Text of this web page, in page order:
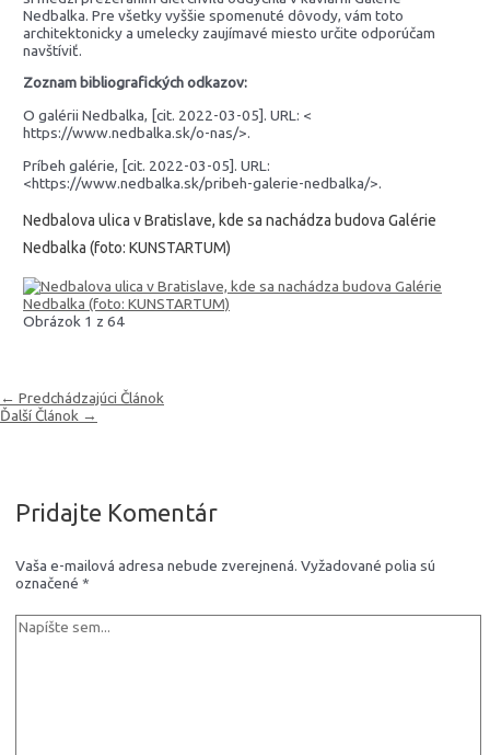
Nedbalka. Pre všetky vyššie spomenuté dôvody, vám toto
architektonicky a umelecky zaujímavé miesto určite odporúčam
navštíviť.
Zoznam bibliografických odkazov:
O galérii Nedbalka, [cit. 2022-03-05]. URL: <
https://www.nedbalka.sk/o-nas/>.
Príbeh galérie, [cit. 2022-03-05]. URL:
<https://www.nedbalka.sk/pribeh-galerie-nedbalka/>.
Nedbalova ulica v Bratislave, kde sa nachádza budova Galérie
Nedbalka (foto: KUNSTARTUM)
Obrázok 1 z 64
Navigácia
v
← Predchádzajúci Článok
Ďalší Článok →
Pridajte Komentár
Vaša e-mailová adresa nebude zverejnená. Vyžadované polia sú
označené *
Napíšte
sem...